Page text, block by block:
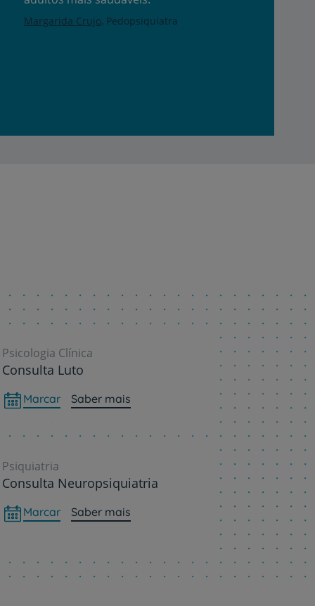
Margarida Crujo Pedopsiquiatra
Psicologia Clínica
Consulta Luto
Marcar Saber mais
Psiquiatria
Consulta Neuropsiquiatria
Marcar Saber mais